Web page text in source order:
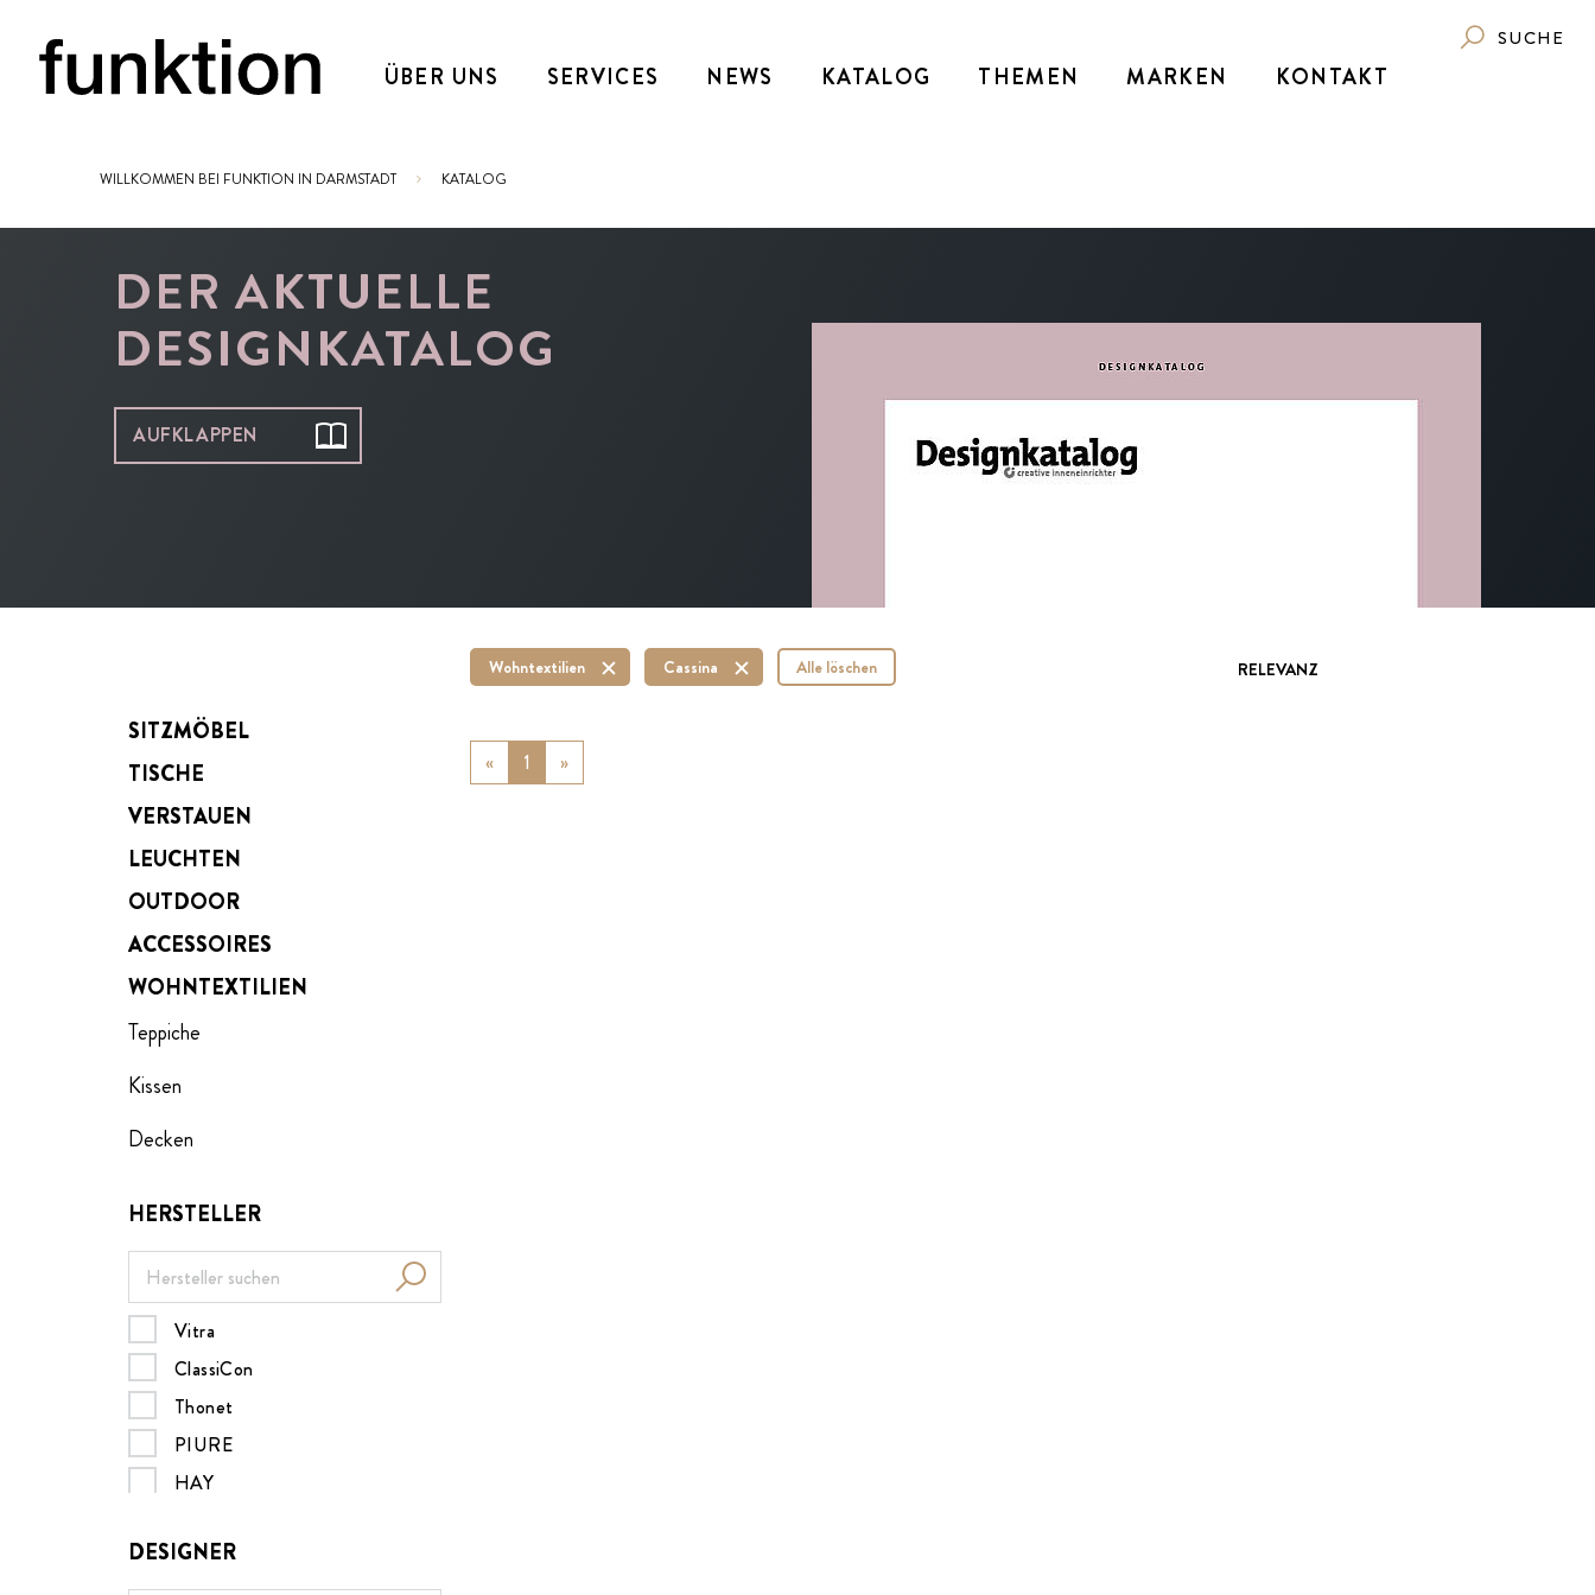
ÜBER UNS SERVICES NEWS KATALOG THEMEN MARKEN KONTAKT
SUCHE
Sie sind hier:
WILLKOMMEN BEI FUNKTION IN DARMSTADT KATALOG
DER AKTUELLE
DESIGNKATALOG
AUFKLAPPEN
SITZMÖBEL
TISCHE
VERSTAUEN
LEUCHTEN
OUTDOOR
ACCESSOIRES
WOHNTEXTILIEN
Teppiche
Kissen
Decken
HERSTELLER
Vitra
ClassiCon
Thonet
PIURE
HAY
MDF italia
DESIGNER
Wohntextilien Cassina Alle löschen RELEVANZ
« Previous
1 »